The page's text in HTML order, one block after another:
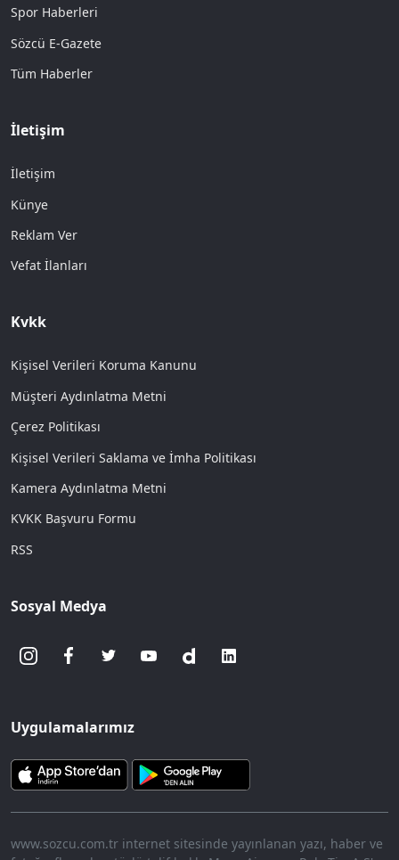
Spor Haberleri
Sözcü E-Gazete
Tüm Haberler
İletişim
İletişim
Künye
Reklam Ver
Vefat İlanları
Kvkk
Kişisel Verileri Koruma Kanunu
Müşteri Aydınlatma Metni
Çerez Politikası
Kişisel Verileri Saklama ve İmha Politikası
Kamera Aydınlatma Metni
KVKK Başvuru Formu
RSS
Sosyal Medya
Uygulamalarımız
www.sozcu.com.tr internet sitesinde yayınlanan yazı, haber ve